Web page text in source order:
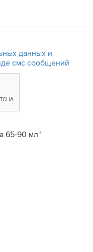
данных и
смс сообщений
65-90 мл"